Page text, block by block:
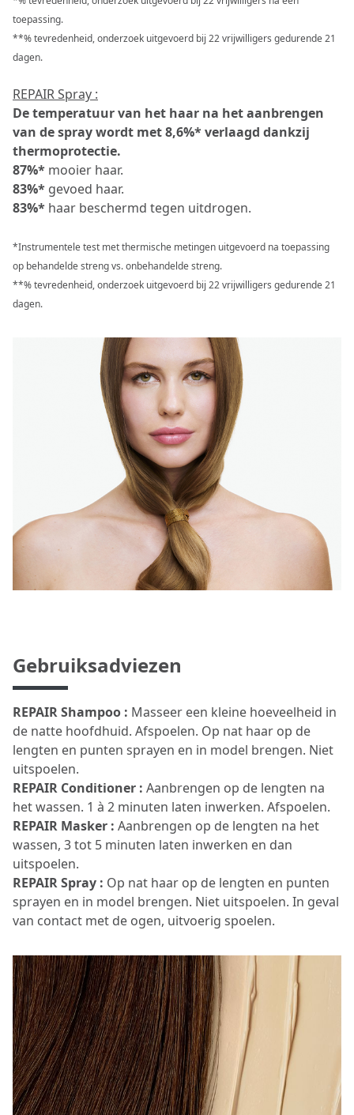
toepassing.
**% tevredenheid, onderzoek uitgevoerd bij 22 vrijwilligers gedurende 21
dagen.
REPAIR Spray :
De temperatuur van het haar na het aanbrengen
van de spray wordt met 8,6%* verlaagd dankzij
thermoprotectie.
87%* mooier haar.
83%* gevoed haar.
83%* haar beschermd tegen uitdrogen.
*Instrumentele test met thermische metingen uitgevoerd na toepassing
op behandelde streng vs. onbehandelde streng.
**% tevredenheid, onderzoek uitgevoerd bij 22 vrijwilligers gedurende 21
dagen.
Gebruiksadviezen
REPAIR Shampoo : Masseer een kleine hoeveelheid in
de natte hoofdhuid. Afspoelen. Op nat haar op de
lengten en punten sprayen en in model brengen. Niet
uitspoelen.
REPAIR Conditioner : Aanbrengen op de lengten na
het wassen. 1 à 2 minuten laten inwerken. Afspoelen.
REPAIR Masker : Aanbrengen op de lengten na het
wassen, 3 tot 5 minuten laten inwerken en dan
uitspoelen.
REPAIR Spray : Op nat haar op de lengten en punten
sprayen en in model brengen. Niet uitspoelen. In geval
van contact met de ogen, uitvoerig spoelen.